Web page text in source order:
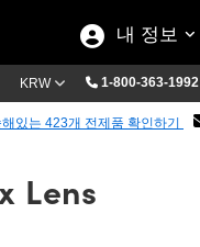
내 정보
KRW 1-800-363-1992
있는 423개 전제품 확인하기
Lens